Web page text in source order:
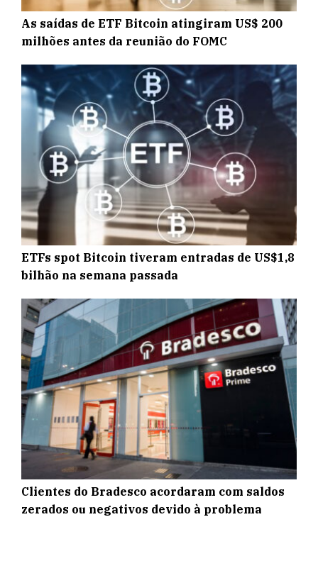
As saídas de ETF Bitcoin atingiram US$ 200
milhões antes da reunião do FOMC
ETFs spot Bitcoin tiveram entradas de US$1,8
bilhão na semana passada
Clientes do Bradesco acordaram com saldos
zerados ou negativos devido à problema